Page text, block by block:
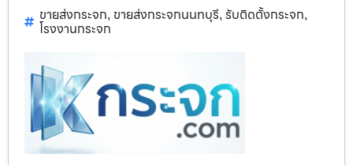
ขายส่งกระจก, ขายส่งกระจกนนทบุรี, รับติดตั้งกระจก,
โรงงานกระจก